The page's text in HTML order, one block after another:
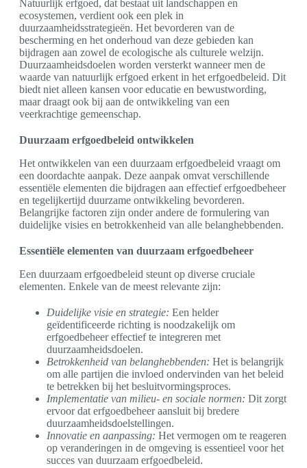
Natuurlijk erfgoed, dat bestaat uit landschappen en
ecosystemen, verdient ook een plek in
duurzaamheidsstrategieën. Het bevorderen van de
bescherming en het onderhoud van deze gebieden kan
bijdragen aan zowel de ecologische als culturele welzijn.
Duurzaamheidsdoelen worden versterkt wanneer men de
waarde van natuurlijk erfgoed erkent in het erfgoedbeleid. Dit
biedt niet alleen kansen voor educatie en bewustwording,
maar draagt ook bij aan de ontwikkeling van een
veerkrachtige gemeenschap.
Duurzaam erfgoedbeleid ontwikkelen
Het ontwikkelen van een duurzaam erfgoedbeleid vraagt om
een doordachte aanpak. Deze aanpak omvat verschillende
essentiële elementen die bijdragen aan effectief erfgoedbeheer
en tegelijkertijd duurzame ontwikkeling bevorderen.
Belangrijke factoren zijn onder andere de formulering van
duidelijke visies en betrokkenheid van alle belanghebbenden.
Essentiële elementen van duurzaam erfgoedbeheer
Een duurzaam erfgoedbeleid steunt op diverse cruciale
elementen. Enkele van de meest relevante zijn:
Duidelijke visie en strategie: Een helder
geïdentificeerde richting is noodzakelijk om
erfgoedbeheer effectief te integreren met
duurzaamheidsdoelen.
Betrokkenheid van belanghebbenden: Het is belangrijk
om alle partijen die invloed ondervinden van het beleid
te betrekken bij het besluitvormingsproces.
Implementatie van milieu- en sociale normen: Dit zorgt
ervoor dat erfgoedbeheer aansluit bij bredere
duurzaamheidsdoelstellingen.
Innovatie en aanpassing: Het vermogen om te reageren
op veranderingen in de omgeving is essentieel voor het
succes van duurzaam erfgoedbeleid.